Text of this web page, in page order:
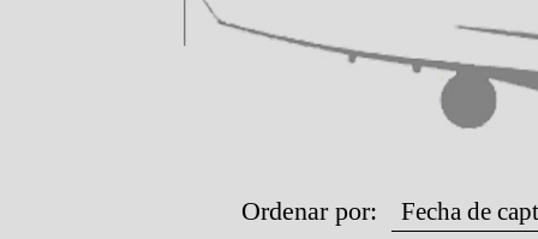
Ordenar por: